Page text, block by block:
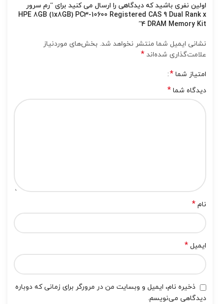
اولین نفری باشید که دیدگاهی را ارسال می کنید برای “رم سرور
HPE 8GB (1x8GB) PC3-10600 Registered CAS 9 Dual Rank x
4 DRAM Memory Kit”
نشانی ایمیل شما منتشر نخواهد شد. بخش‌های موردنیاز
علامت‌گذاری شده‌اند *
امتیاز شما *
دیدگاه شما *
نام *
ایمیل *
ذخیره نام، ایمیل و وبسایت من در مرورگر برای زمانی که دوباره
دیدگاهی می‌نویسم.